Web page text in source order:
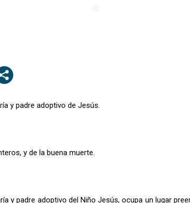
y padre adoptivo de Jesús.
y de la buena muerte.
y padre adoptivo del Niño Jesús, ocupa un lugar